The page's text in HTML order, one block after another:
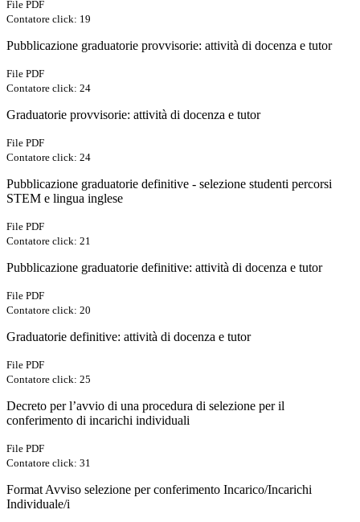
File PDF
Contatore click: 19
Pubblicazione graduatorie provvisorie: attività di docenza e tutor
File PDF
Contatore click: 24
Graduatorie provvisorie: attività di docenza e tutor
File PDF
Contatore click: 24
Pubblicazione graduatorie definitive - selezione studenti percorsi
STEM e lingua inglese
File PDF
Contatore click: 21
Pubblicazione graduatorie definitive: attività di docenza e tutor
File PDF
Contatore click: 20
Graduatorie definitive: attività di docenza e tutor
File PDF
Contatore click: 25
Decreto per l’avvio di una procedura di selezione per il
conferimento di incarichi individuali
File PDF
Contatore click: 31
Format Avviso selezione per conferimento Incarico/Incarichi
Individuale/i